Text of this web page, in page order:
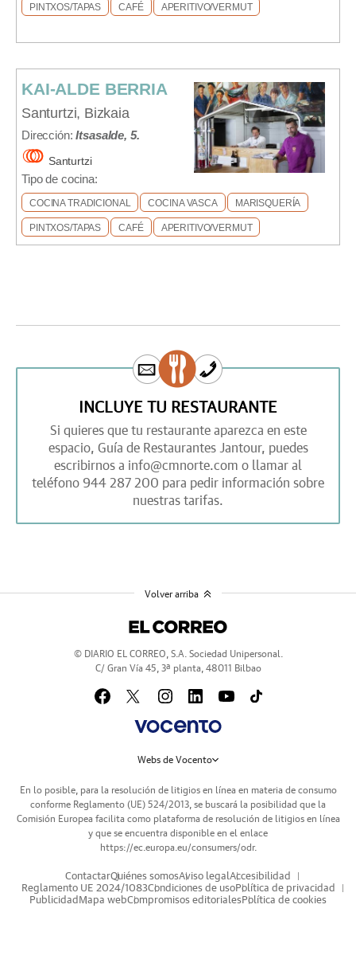
PINTXOS/TAPAS CAFÉ APERITIVO/VERMUT
KAI-ALDE BERRIA
Santurtzi, Bizkaia
Dirección:Itsasalde, 5.
Santurtzi
Tipo de cocina:
COCINA TRADICIONAL COCINA VASCA MARISQUERÍA
PINTXOS/TAPAS CAFÉ APERITIVO/VERMUT
INCLUYE TU RESTAURANTE
Si quieres que tu restaurante aparezca en este
espacio, Guía de Restaurantes Jantour, puedes
escribirnos a info@cmnorte.com o llamar al
teléfono 944 287 200 para pedir información sobre
nuestras tarifas.
© DIARIO EL CORREO, S.A. Sociedad Unipersonal.
C/ Gran Vía 45, 3ª planta, 48011 Bilbao
Webs de Vocento
En lo posible, para la resolución de litigios en línea en materia de consumo
conforme Reglamento (UE) 524/2013, se buscará la posibilidad que la
Comisión Europea facilita como plataforma de resolución de litigios en línea
y que se encuentra disponible en el enlace
https://ec.europa.eu/consumers/odr.
ContactarQuiénes somosAviso legal Accesibilidad
Reglamento UE 2024/1083Condiciones de usoPolítica de privacidad
Publicidad Mapa webCompromisos editorialesPolítica de cookies
Volver arriba